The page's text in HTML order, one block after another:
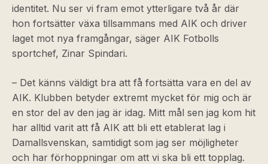
identitet. Nu ser vi fram emot ytterligare två år där
hon fortsätter växa tillsammans med AIK och driver
laget mot nya framgångar, säger AIK Fotbolls
sportchef, Zinar Spindari.
– Det känns väldigt bra att få fortsätta vara en del av
AIK. Klubben betyder extremt mycket för mig och är
en stor del av den jag är idag. Mitt mål sen jag kom hit
har alltid varit att få AIK att bli ett etablerat lag i
Damallsvenskan, samtidigt som jag ser möjligheter
och har förhoppningar om att vi ska bli ett topplag.